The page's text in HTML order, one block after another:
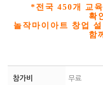
*전국 450개 교
확
놀작마이아트 창업
함
참가비 무료